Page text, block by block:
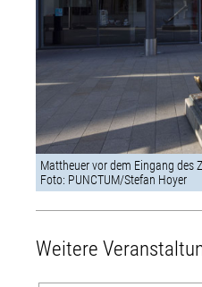
Mattheuer vor dem Eingang des
Foto: PUNCTUM/Stefan Hoyer
Weitere